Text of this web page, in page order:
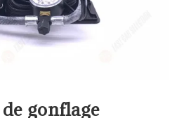
gonflage